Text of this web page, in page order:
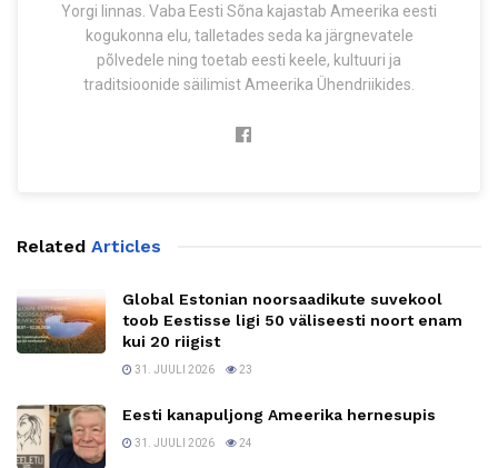
Yorgi linnas. Vaba Eesti Sõna kajastab Ameerika eesti
kogukonna elu, talletades seda ka järgnevatele
põlvedele ning toetab eesti keele, kultuuri ja
traditsioonide säilimist Ameerika Ühendriikides.
Related Articles
Global Estonian noorsaadikute suvekool
toob Eestisse ligi 50 väliseesti noort enam
kui 20 riigist
31. JUULI 2026 23
Eesti kanapuljong Ameerika hernesupis
31. JUULI 2026 24